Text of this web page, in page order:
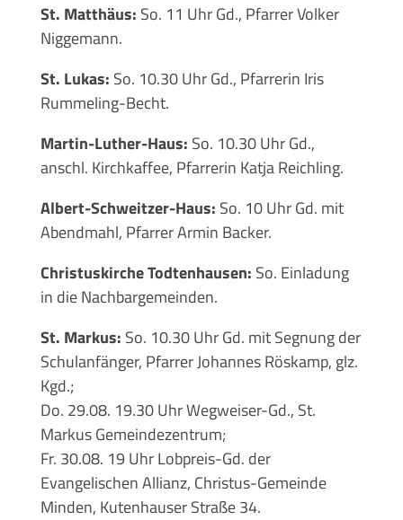
St. Matthäus: So. 11 Uhr Gd., Pfarrer Volker
Niggemann.
St. Lukas: So. 10.30 Uhr Gd., Pfarrerin Iris
Rummeling-Becht.
Martin-Luther-Haus: So. 10.30 Uhr Gd.,
anschl. Kirchkaffee, Pfarrerin Katja Reichling.
Albert-Schweitzer-Haus: So. 10 Uhr Gd. mit
Abendmahl, Pfarrer Armin Backer.
Christuskirche Todtenhausen: So. Einladung
in die Nachbargemeinden.
St. Markus: So. 10.30 Uhr Gd. mit Segnung der
Schulanfänger, Pfarrer Johannes Röskamp, glz.
Kgd.;
Do. 29.08. 19.30 Uhr Wegweiser-Gd., St.
Markus Gemeindezentrum;
Fr. 30.08. 19 Uhr Lobpreis-Gd. der
Evangelischen Allianz, Christus-Gemeinde
Minden, Kutenhauser Straße 34.